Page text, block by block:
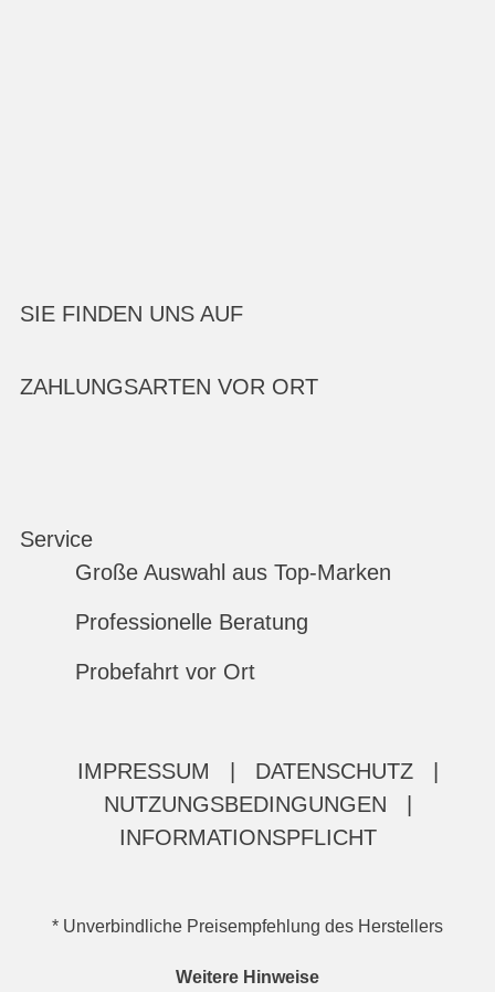
SIE FINDEN UNS AUF
ZAHLUNGSARTEN VOR ORT
Service
Große Auswahl aus Top-Marken
Professionelle Beratung
Probefahrt vor Ort
IMPRESSUM DATENSCHUTZ
NUTZUNGSBEDINGUNGEN
INFORMATIONSPFLICHT
* Unverbindliche Preisempfehlung des Herstellers
Weitere Hinweise